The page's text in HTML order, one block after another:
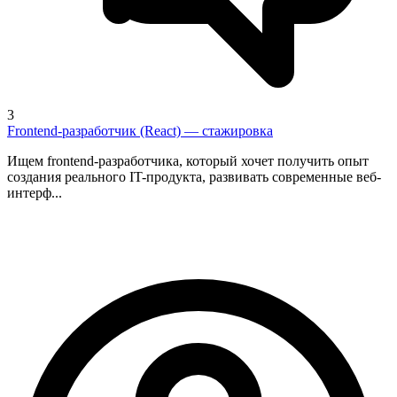
3
Frontend-разработчик (React) — стажировка
Ищем frontend-разработчика, который хочет получить опыт
создания реального IT-продукта, развивать современные веб-
интерф...